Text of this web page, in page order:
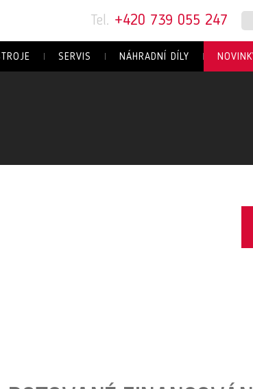
Tel. +420 739 055 247
SERVIS NÁHRADNÍ DÍLY